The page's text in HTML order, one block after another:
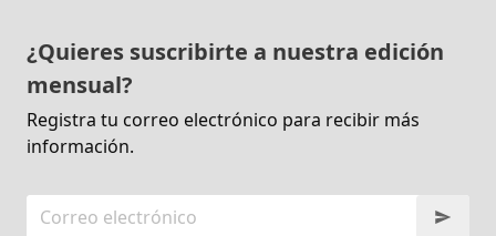
¿Quieres suscribirte a nuestra edición
mensual?
Registra tu correo electrónico para recibir más
información.